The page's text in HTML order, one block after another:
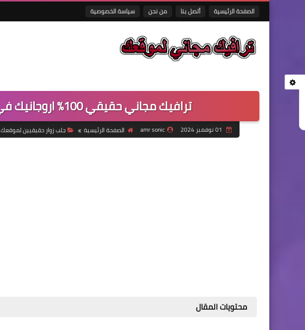
الصفحة الرئيسية أتصل بنا من نحن سياسة الخصوصية
ترافيك مجاني حقيقي 100% اروجانيك في 5 دقائق فقط
amr sonic الصفحة الرئيسية جلب زوار حقيقيين لموقعك
محتويات المقال